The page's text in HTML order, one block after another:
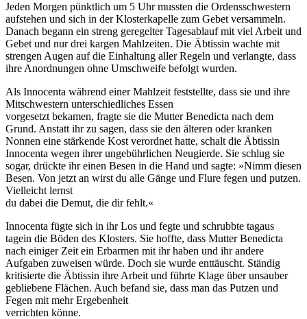
Jeden Morgen pünktlich um 5 Uhr mussten die Ordensschwestern
aufstehen und sich in der Klosterkapelle zum Gebet versammeln.
Danach begann ein streng geregelter Tagesablauf mit viel Arbeit und
Gebet und nur drei kargen Mahlzeiten. Die Äbtissin wachte mit
strengen Augen auf die Einhaltung aller Regeln und verlangte, dass
ihre Anordnungen ohne Umschweife befolgt wurden.
Als Innocenta während einer Mahlzeit feststellte, dass sie und ihre
Mitschwestern unterschiedliches Essen
vorgesetzt bekamen, fragte sie die Mutter Benedicta nach dem
Grund. Anstatt ihr zu sagen, dass sie den älteren oder kranken
Nonnen eine stärkende Kost verordnet hatte, schalt die Äbtissin
Innocenta wegen ihrer ungebührlichen Neugierde. Sie schlug sie
sogar, drückte ihr einen Besen in die Hand und sagte: »Nimm diesen
Besen. Von jetzt an wirst du alle Gänge und Flure fegen und putzen.
Vielleicht lernst
du dabei die Demut, die dir fehlt.«
Innocenta fügte sich in ihr Los und fegte und schrubbte tagaus
tagein die Böden des Klosters. Sie hoffte, dass Mutter Benedicta
nach einiger Zeit ein Erbarmen mit ihr haben und ihr andere
Aufgaben zuweisen würde. Doch sie wurde enttäuscht. Ständig
kritisierte die Äbtissin ihre Arbeit und führte Klage über unsauber
gebliebene Flächen. Auch befand sie, dass man das Putzen und
Fegen mit mehr Ergebenheit
verrichten könne.